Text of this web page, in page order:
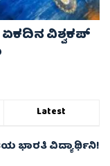
ಏಕದಿನ ವಿಶ್ವಕಪ್‌
Latest
ಭಾರತಿ ವಿದ್ಯಾರ್ಥಿನಿ!